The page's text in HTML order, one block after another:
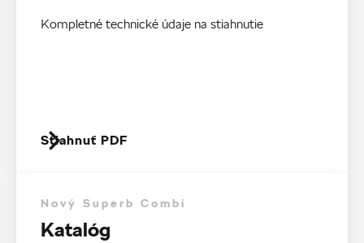
Kompletné technické údaje na stiahnutie
Stiahnuť PDF
Nový Superb Combi
Katalóg